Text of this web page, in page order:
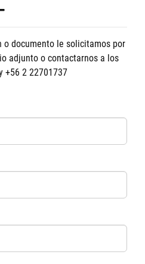
documento le solicitamos por
adjunto o contactarnos a los
+56 2 22701737